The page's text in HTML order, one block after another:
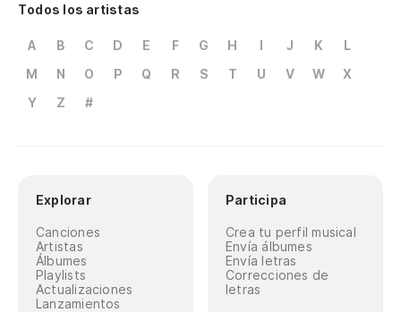
Todos los artistas
A B C D E F G H I J K
L
M
N O P Q R S T U V W
X
Y
Z #
Explorar
Canciones
Artistas
Álbumes
Playlists
Actualizaciones
Lanzamientos
Participa
Crea tu perfil musical
Envía álbumes
Envía letras
Correcciones de
letras